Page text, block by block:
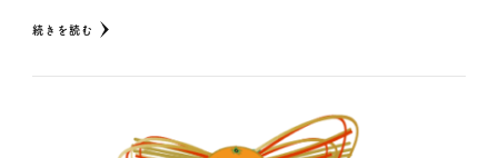
続きを読む